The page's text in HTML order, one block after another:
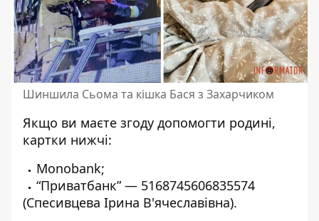
Шиншила Сьома та кішка Бася з Захарчиком
Якщо ви маєте згоду допомогти родині,
картки нижчі:
Monobank;
“Приватбанк” — 5168745606835574
(Спесивцева Ірина В'ячеславівна).